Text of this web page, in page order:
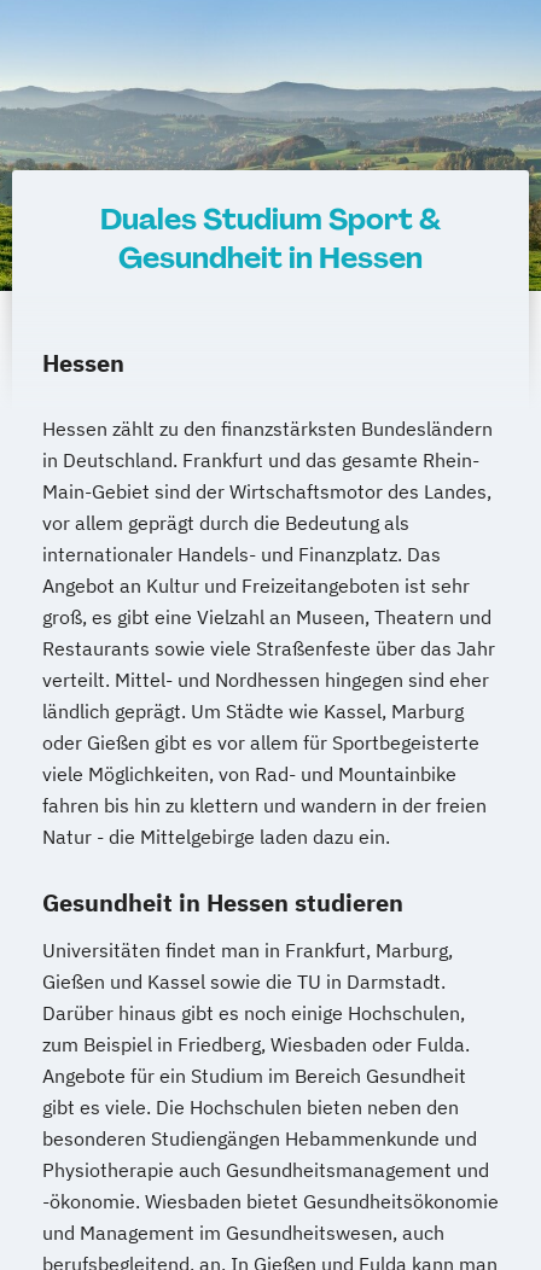
Duales Studium Sport &
Gesundheit in Hessen
Hessen
Hessen zählt zu den finanzstärksten Bundesländern
in Deutschland. Frankfurt und das gesamte Rhein-
Main-Gebiet sind der Wirtschaftsmotor des Landes,
vor allem geprägt durch die Bedeutung als
internationaler Handels- und Finanzplatz. Das
Angebot an Kultur und Freizeitangeboten ist sehr
groß, es gibt eine Vielzahl an Museen, Theatern und
Restaurants sowie viele Straßenfeste über das Jahr
verteilt. Mittel- und Nordhessen hingegen sind eher
ländlich geprägt. Um Städte wie Kassel, Marburg
oder Gießen gibt es vor allem für Sportbegeisterte
viele Möglichkeiten, von Rad- und Mountainbike
fahren bis hin zu klettern und wandern in der freien
Natur - die Mittelgebirge laden dazu ein.
Gesundheit in Hessen studieren
Universitäten findet man in Frankfurt, Marburg,
Gießen und Kassel sowie die TU in Darmstadt.
Darüber hinaus gibt es noch einige Hochschulen,
zum Beispiel in Friedberg, Wiesbaden oder Fulda.
Angebote für ein Studium im Bereich Gesundheit
gibt es viele. Die Hochschulen bieten neben den
besonderen Studiengängen Hebammenkunde und
Physiotherapie auch Gesundheitsmanagement und
-ökonomie. Wiesbaden bietet Gesundheitsökonomie
und Management im Gesundheitswesen, auch
berufsbegleitend, an. In Gießen und Fulda kann man